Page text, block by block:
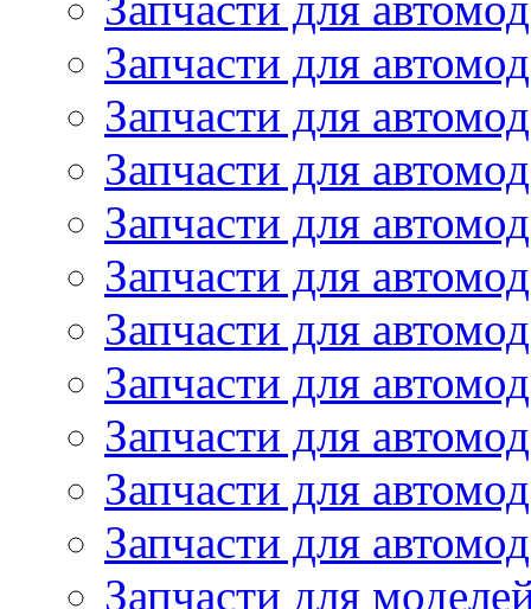
Запчасти для
Запчасти для
Запчасти для
Запчасти для
Запчасти для
Запчасти для
Запчасти для
Запчасти для
Запчасти для
Запчасти для
Запчасти для